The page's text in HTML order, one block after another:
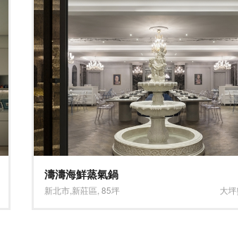
自然、悠閒、品味生活
台北市 北投區 26.5坪 淺